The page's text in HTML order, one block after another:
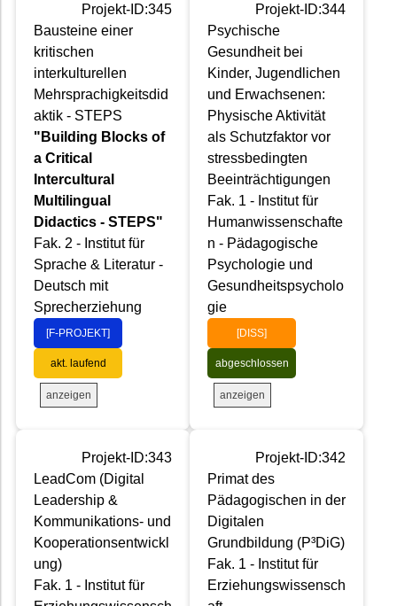
Projekt-ID:345
Bausteine einer
kritischen
interkulturellen
Mehrsprachigkeitsdid
aktik - STEPS
"Building Blocks of
a Critical
Intercultural
Multilingual
Didactics - STEPS"
Fak. 2 - Institut für
Sprache & Literatur -
Deutsch mit
Sprecherziehung
[F-PROJEKT]
akt. laufend
anzeigen
Projekt-ID:344
Psychische
Gesundheit bei
Kinder, Jugendlichen
und Erwachsenen:
Physische Aktivität
als Schutzfaktor vor
stressbedingten
Beeinträchtigungen
Fak. 1 - Institut für
Humanwissenschafte
n - Pädagogische
Psychologie und
Gesundheitspsycholo
gie
[DISS]
abgeschlossen
anzeigen
Projekt-ID:343
LeadCom (Digital
Leadership &
Kommunikations- und
Kooperationsentwickl
ung)
Fak. 1 - Institut für
Projekt-ID:342
Primat des
Pädagogischen in der
Digitalen
Grundbildung (P³DiG)
Fak. 1 - Institut für
Erziehungswissensch